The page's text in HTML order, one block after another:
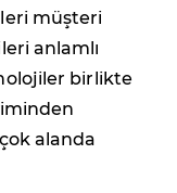
müşteri
anlamlı
birlikte
alanda